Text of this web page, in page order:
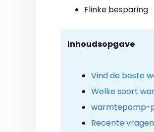
Flinke besparing
Inhoudsopgave
Vind de beste
Welke soort
warmtepomp-
Recente